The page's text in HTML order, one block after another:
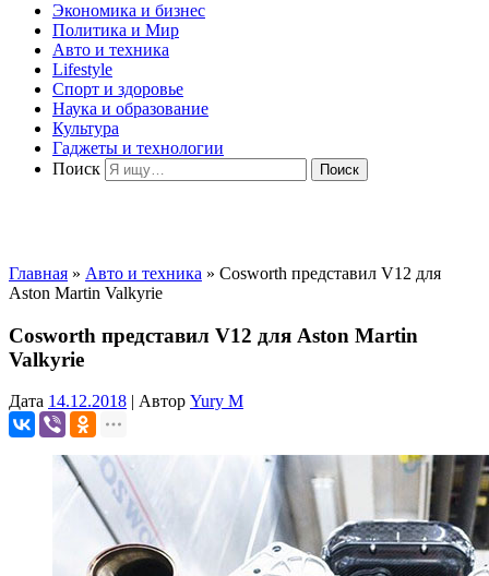
Экономика и бизнес
Политика и Мир
Авто и техника
Lifestyle
Спорт и здоровье
Наука и образование
Культура
Гаджеты и технологии
Поиск
Главная » Авто и техника » Cosworth представил V12 для
Aston Martin Valkyrie
Cosworth представил V12 для Aston Martin
Valkyrie
Дата 14.12.2018 | Автор Yury M